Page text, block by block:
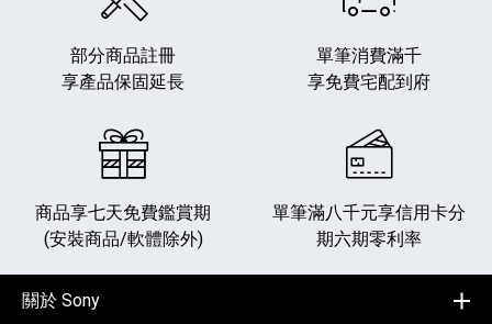
部分商品註冊
享產品保固延長
單筆消費滿千
享免費宅配到府
商品享七天免費鑑賞期
(安裝商品/軟體除外)
單筆滿八千元享信用卡分
期六期零利率
關於 Sony